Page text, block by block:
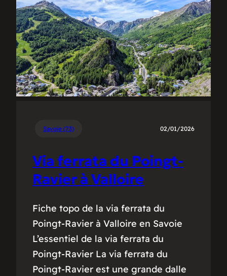
Savoie (73) 02/01/2026
Via ferrata du Poingt-
Ravier à Valloire
Fiche topo de la via ferrata du
Poingt-Ravier à Valloire en Savoie
L’essentiel de la via ferrata du
Poingt-Ravier La via ferrata du
Poingt-Ravier est une grande dalle